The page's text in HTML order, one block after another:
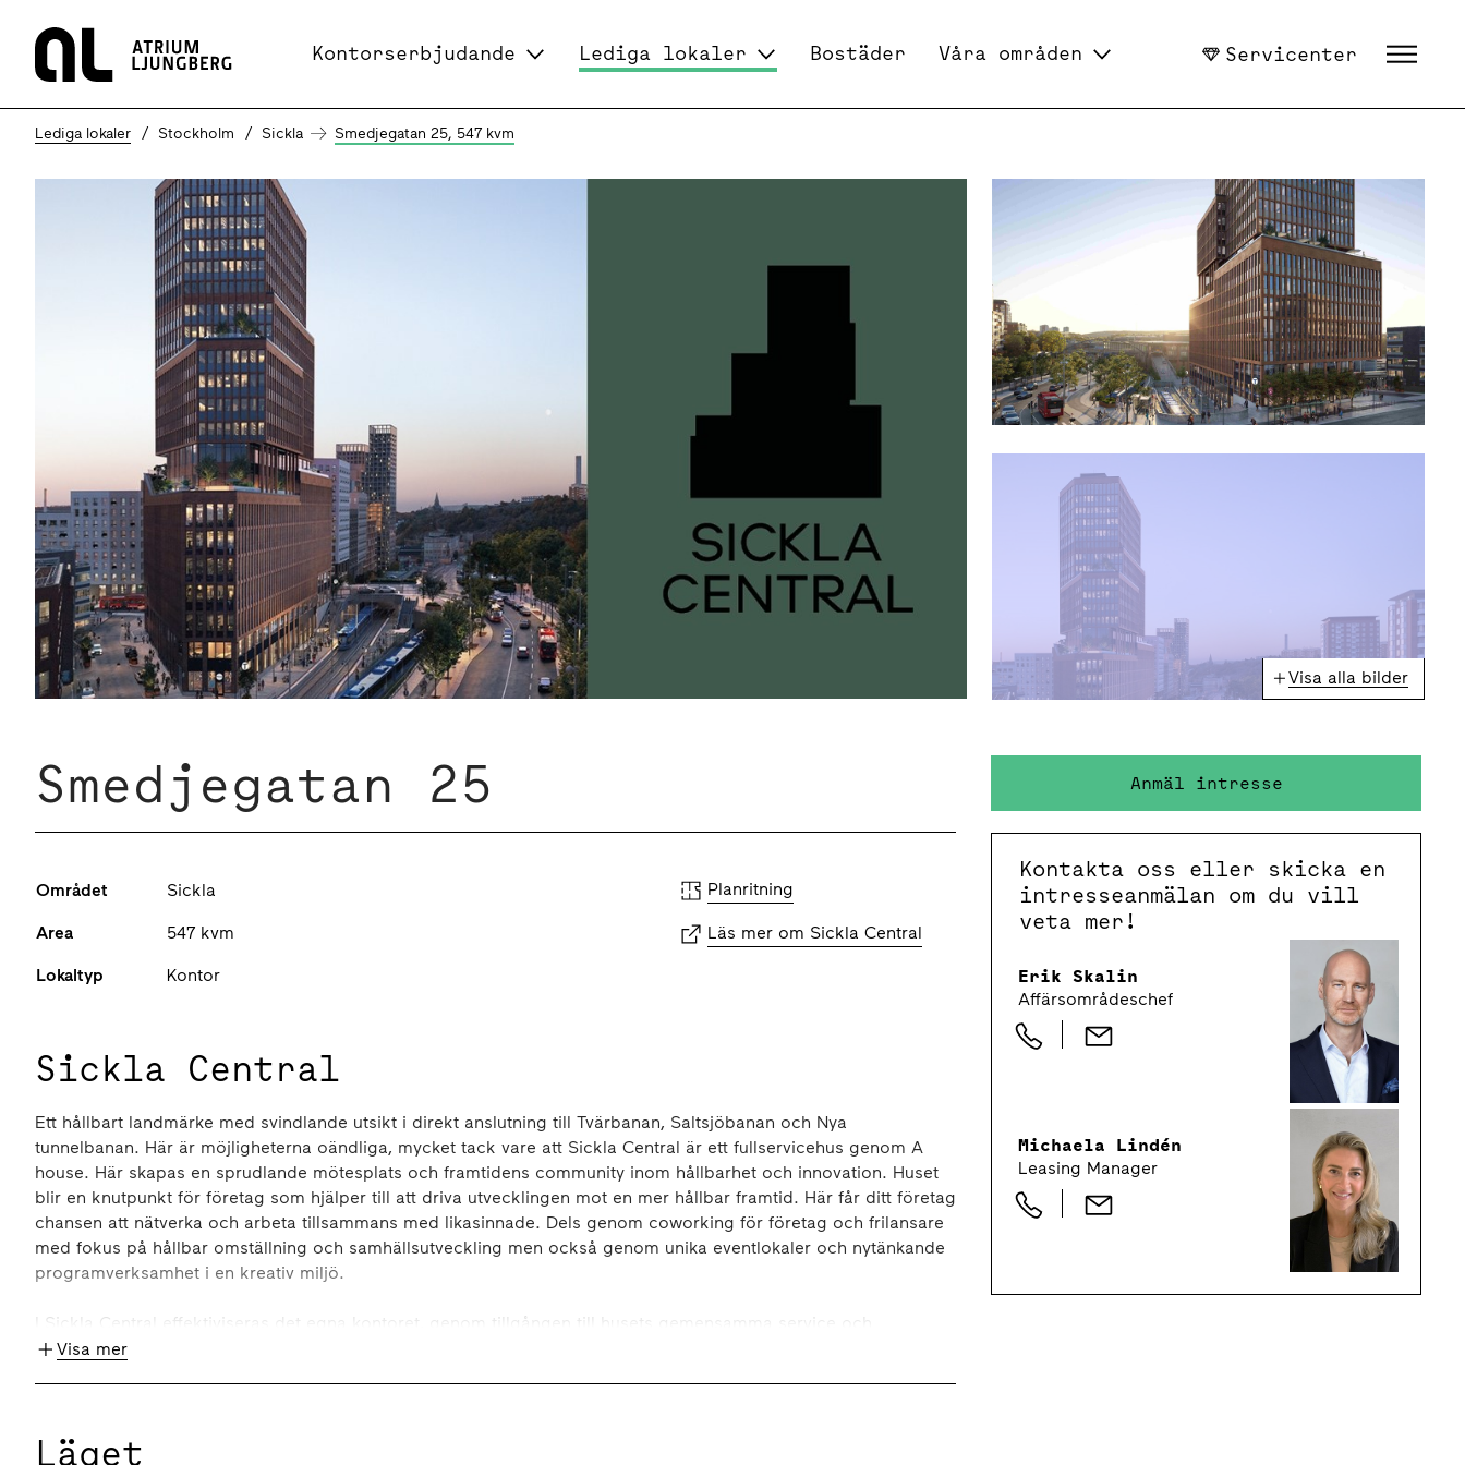
Hem
Kontorserbjudande Lediga lokaler Bostäder Våra områden Servicenter
Lediga lokaler Stockholm Sickla Smedjegatan 25, 547 kvm
Visa alla bilder
Smedjegatan 25
Området Sickla
Area 547 kvm
Lokaltyp Kontor
Planritning
Läs mer om Sickla Central
Sickla Central
Ett hållbart landmärke med svindlande utsikt i direkt anslutning till Tvärbanan, Saltsjöbanan och Nya
tunnelbanan. Här är möjligheterna oändliga, mycket tack vare att Sickla Central är ett fullservicehus genom A
house. Här skapas en sprudlande mötesplats och framtidens community inom hållbarhet och innovation. Huset
blir en knutpunkt för företag som hjälper till att driva utvecklingen mot en mer hållbar framtid. Här får ditt företag
chansen att nätverka och arbeta tillsammans med likasinnade. Dels genom coworking för företag och frilansare
med fokus på hållbar omställning och samhällsutveckling men också genom unika eventlokaler och nytänkande
programverksamhet i en kreativ miljö.
I Sickla Central effektiviseras det egna kontoret, genom tillgången till husets gemensamma service och
funktioner. I entrén välkomnas du av A house café och work lounge. Vidare upp i huset kan du under dagen ta
Sickla Central går i bräschen för hållbara byggnader med den högsta BREEAM-certifieringen Outstanding. Här
Visa mer
Läget
Anmäl intresse
Kontakta oss eller skicka en
intresseanmälan om du vill
veta mer!
Erik Skalin
Affärsområdeschef
Michaela Lindén
Leasing Manager